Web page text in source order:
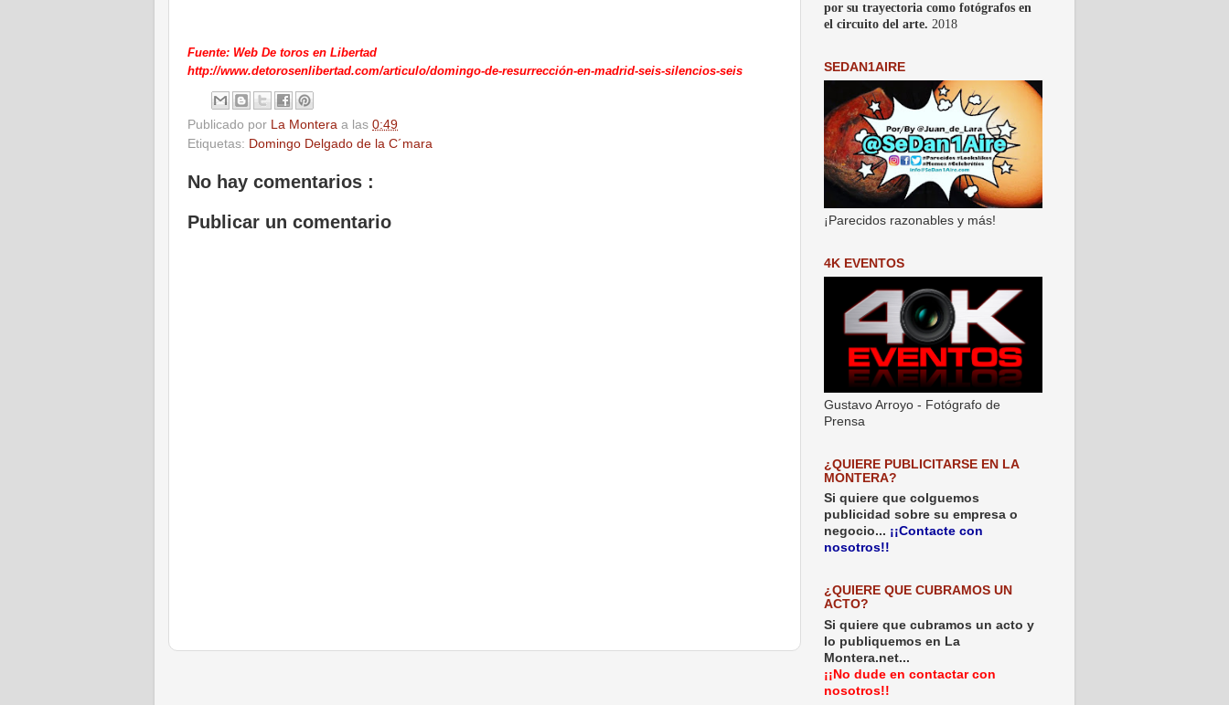
Fuente: Web De toros en Libertad
http://www.detorosenlibertad.com/articulo/domingo-de-resurrección-en-madrid-seis-silencios-seis
Publicado por La Montera a las 0:49
Etiquetas: Domingo Delgado de la C´mara
No hay comentarios :
Publicar un comentario
por su trayectoria como fotógrafos en
el circuito del arte. 2018
SEDAN1AIRE
¡Parecidos razonables y más!
4K EVENTOS
Gustavo Arroyo - Fotógrafo de
Prensa
¿QUIERE PUBLICITARSE EN LA
MONTERA?
Si quiere que colguemos
publicidad sobre su empresa o
negocio... ¡¡Contacte con
nosotros!!
¿QUIERE QUE CUBRAMOS UN
ACTO?
Si quiere que cubramos un acto y
lo publiquemos en La
Montera.net...
¡¡No dude en contactar con
nosotros!!